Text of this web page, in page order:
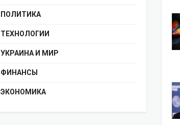
ПОЛИТИКА
ТЕХНОЛОГИИ
УКРАИНА И МИР
ФИНАНСЫ
ЭКОНОМИКА